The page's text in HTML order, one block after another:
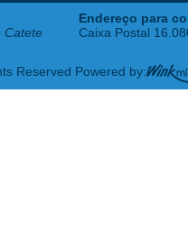
Catete
Endereço para
Caixa Postal
Reserved Powered by: